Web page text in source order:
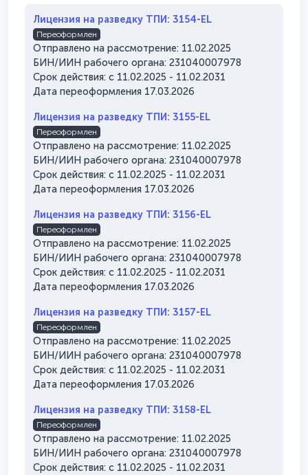
Лицензия на разведку ТПИ: 3154-EL
Переоформлен
Отправлено на рассмотрение: 11.02.2025
БИН/ИИН рабочего органа: 231040007978
Срок действия: с 11.02.2025 - 11.02.2031
Дата переоформления 17.03.2026
Лицензия на разведку ТПИ: 3155-EL
Переоформлен
Отправлено на рассмотрение: 11.02.2025
БИН/ИИН рабочего органа: 231040007978
Срок действия: с 11.02.2025 - 11.02.2031
Дата переоформления 17.03.2026
Лицензия на разведку ТПИ: 3156-EL
Переоформлен
Отправлено на рассмотрение: 11.02.2025
БИН/ИИН рабочего органа: 231040007978
Срок действия: с 11.02.2025 - 11.02.2031
Дата переоформления 17.03.2026
Лицензия на разведку ТПИ: 3157-EL
Переоформлен
Отправлено на рассмотрение: 11.02.2025
БИН/ИИН рабочего органа: 231040007978
Срок действия: с 11.02.2025 - 11.02.2031
Дата переоформления 17.03.2026
Лицензия на разведку ТПИ: 3158-EL
Переоформлен
Отправлено на рассмотрение: 11.02.2025
БИН/ИИН рабочего органа: 231040007978
Срок действия: с 11.02.2025 - 11.02.2031